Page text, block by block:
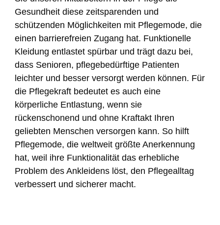
Gesundheit diese zeitsparenden und
schützenden Möglichkeiten mit Pflegemode, die
einen barrierefreien Zugang hat. Funktionelle
Kleidung entlastet spürbar und trägt dazu bei,
dass Senioren, pflegebedürftige Patienten
leichter und besser versorgt werden können. Für
die Pflegekraft bedeutet es auch eine
körperliche Entlastung, wenn sie
rückenschonend und ohne Kraftakt Ihren
geliebten Menschen versorgen kann. So hilft
Pflegemode, die weltweit größte Anerkennung
hat, weil ihre Funktionalität das erhebliche
Problem des Ankleidens löst, den Pflegealltag
verbessert und sicherer macht.